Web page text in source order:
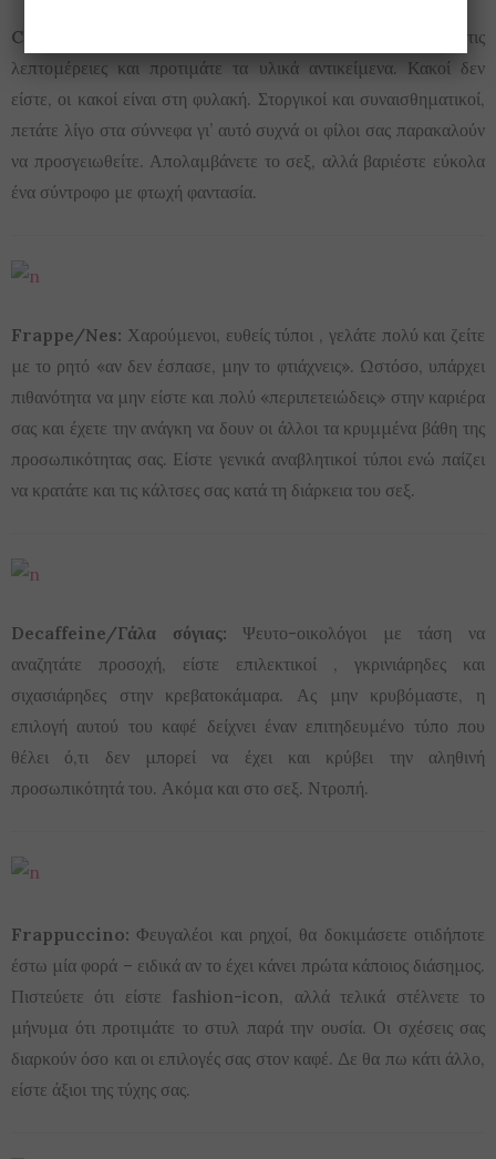
Cappuccino:
Είστε ολίγον τι ρηχοί. Βαριέστε με τις
λεπτομέρειες και προτιμάτε τα υλικά αντικείμενα. Κακοί δεν
είστε, οι κακοί είναι στη φυλακή. Στοργικοί και συναισθηματικοί,
πετάτε λίγο στα σύννεφα γι’ αυτό συχνά οι φίλοι σας παρακαλούν
να προσγειωθείτε. Απολαμβάνετε το σεξ, αλλά βαριέστε εύκολα
ένα σύντροφο με φτωχή φαντασία.
Frappe/Nes: Χαρούμενοι, ευθείς τύποι , γελάτε πολύ και ζείτε
με το ρητό «αν δεν έσπασε, μην το φτιάχνεις». Ωστόσο, υπάρχει
πιθανότητα να μην είστε και πολύ «περιπετειώδεις» στην καριέρα
σας και έχετε την ανάγκη να δουν οι άλλοι τα κρυμμένα βάθη της
προσωπικότητας σας. Είστε γενικά αναβλητικοί τύποι ενώ παίζει
να κρατάτε και τις κάλτσες σας κατά τη διάρκεια του σεξ.
Decaffeine/Γάλα σόγιας: Ψευτο-οικολόγοι με τάση να
αναζητάτε προσοχή, είστε επιλεκτικοί , γκρινιάρηδες και
σιχασιάρηδες στην κρεβατοκάμαρα. Ας μην κρυβόμαστε, η
επιλογή αυτού του καφέ δείχνει έναν επιτηδευμένο τύπο που
θέλει ό,τι δεν μπορεί να έχει και κρύβει την αληθινή
προσωπικότητά του. Ακόμα και στο σεξ. Ντροπή.
Frappuccino: Φευγαλέοι και ρηχοί, θα δοκιμάσετε οτιδήποτε
έστω μία φορά – ειδικά αν το έχει κάνει πρώτα κάποιος διάσημος.
Πιστεύετε ότι είστε fashion-icon, αλλά τελικά στέλνετε το
μήνυμα ότι προτιμάτε το στυλ παρά την ουσία. Οι σχέσεις σας
διαρκούν όσο και οι επιλογές σας στον καφέ. Δε θα πω κάτι άλλο,
είστε άξιοι της τύχης σας.